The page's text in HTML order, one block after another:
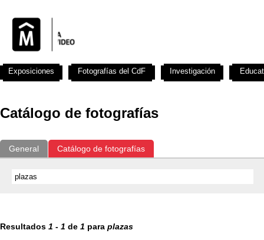
Catálogo de fotografías
General Catálogo de fotografías
Resultados 1 - 1 de 1 para plazas
Exposiciones Fotografías del CdF Investigación